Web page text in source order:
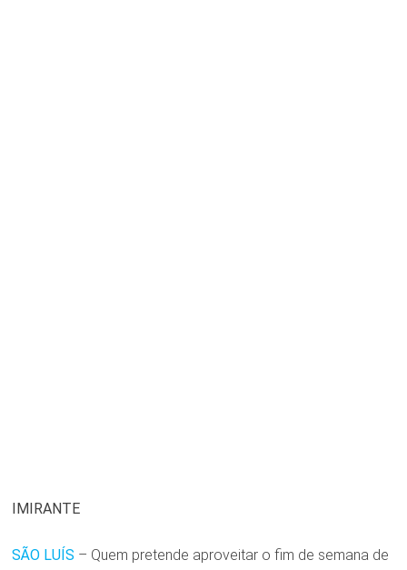
IMIRANTE
SÃO LUÍS – Quem pretende aproveitar o fim de semana de